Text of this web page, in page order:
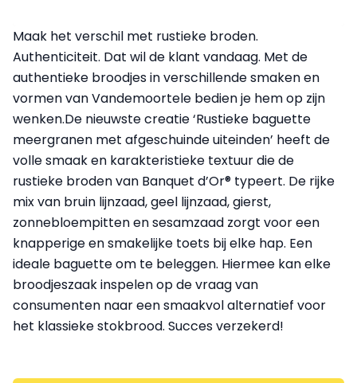
Maak het verschil met rustieke broden.
Authenticiteit. Dat wil de klant vandaag. Met de
authentieke broodjes in verschillende smaken en
vormen van Vandemoortele bedien je hem op zijn
wenken.De nieuwste creatie ‘Rustieke baguette
meergranen met afgeschuinde uiteinden’ heeft de
volle smaak en karakteristieke textuur die de
rustieke broden van Banquet d’Or® typeert. De rijke
mix van bruin lijnzaad, geel lijnzaad, gierst,
zonnebloempitten en sesamzaad zorgt voor een
knapperige en smakelijke toets bij elke hap. Een
ideale baguette om te beleggen. Hiermee kan elke
broodjeszaak inspelen op de vraag van
consumenten naar een smaakvol alternatief voor
het klassieke stokbrood. Succes verzekerd!